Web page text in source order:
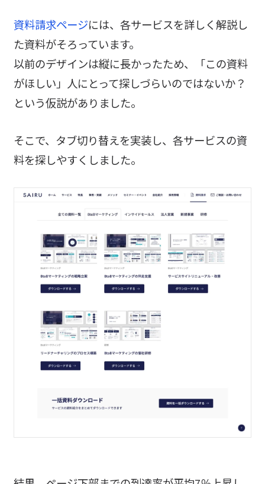
資料請求ページには、各サービスを詳しく解説し
た資料がそろっています。
以前のデザインは縦に長かったため、「この資料
がほしい」人にとって探しづらいのではないか？
という仮説がありました。
そこで、タブ切り替えを実装し、各サービスの資
料を探しやすくしました。